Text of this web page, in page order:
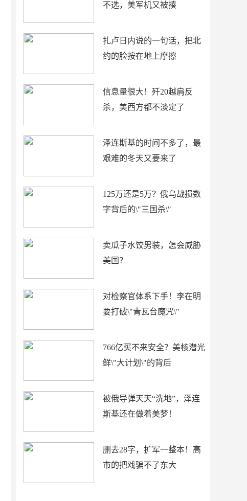
不选，美军机又被揍
扎卢日内说的一句话，把北
约的脸按在地上摩擦
信息量很大！歼20越肩反
杀，美西方都不淡定了
泽连斯基的时间不多了，最
艰难的冬天又要来了
125万还是5万？俄乌战损数
字背后的\"三国杀\"
卖瓜子水饺男装，怎会威胁
美国？
对检察官体系下手！李在明
要打破\"青瓦台魔咒\"
766亿买不来安全？美核潜光
鲜\"大计划\"的背后
被俄导弹天天“洗地”，泽连
斯基还在做着美梦！
删去28字，扩军一整本！高
市的把戏骗不了东大